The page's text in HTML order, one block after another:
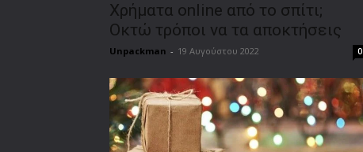
Χρήματα online από το σπίτι;
Οκτώ τρόποι να τα αποκτήσεις
Unpackman - 19 Αυγούστου 2022 0